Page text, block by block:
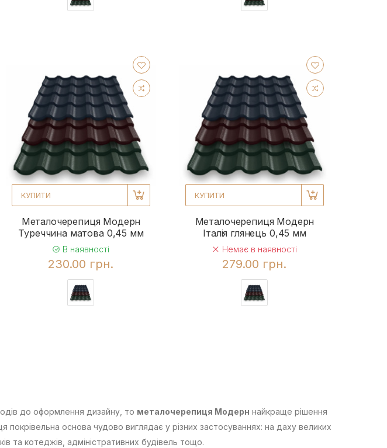
КУПИТИ
Металочерепиця Модерн
Туреччина матова 0,45 мм
В наявності
230.00 грн.
КУПИТИ
Металочерепиця Модерн
Італія глянець 0,45 мм
Немає в наявності
279.00 грн.
до оформлення дизайну, то металочерепиця Модерн найкраще рішення
покрівельна основа чудово виглядає у різних застосуваннях: на даху великих
та котеджів, адміністративних будівель тощо.